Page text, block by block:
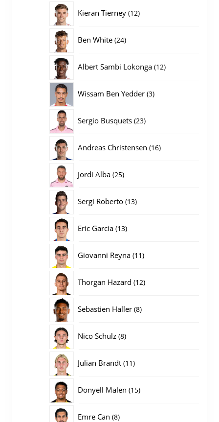
Kieran Tierney 1212
Ben White 2424
Albert Sambi Lokonga 1212
Wissam Ben Yedder 33
Sergio Busquets 2323
Andreas Christensen 1616
Jordi Alba 2525
Sergi Roberto 1313
Eric Garcia 1313
Giovanni Reyna 1111
Thorgan Hazard 1212
Sebastien Haller 88
Nico Schulz 88
Julian Brandt 1111
Donyell Malen 1515
Emre Can 88